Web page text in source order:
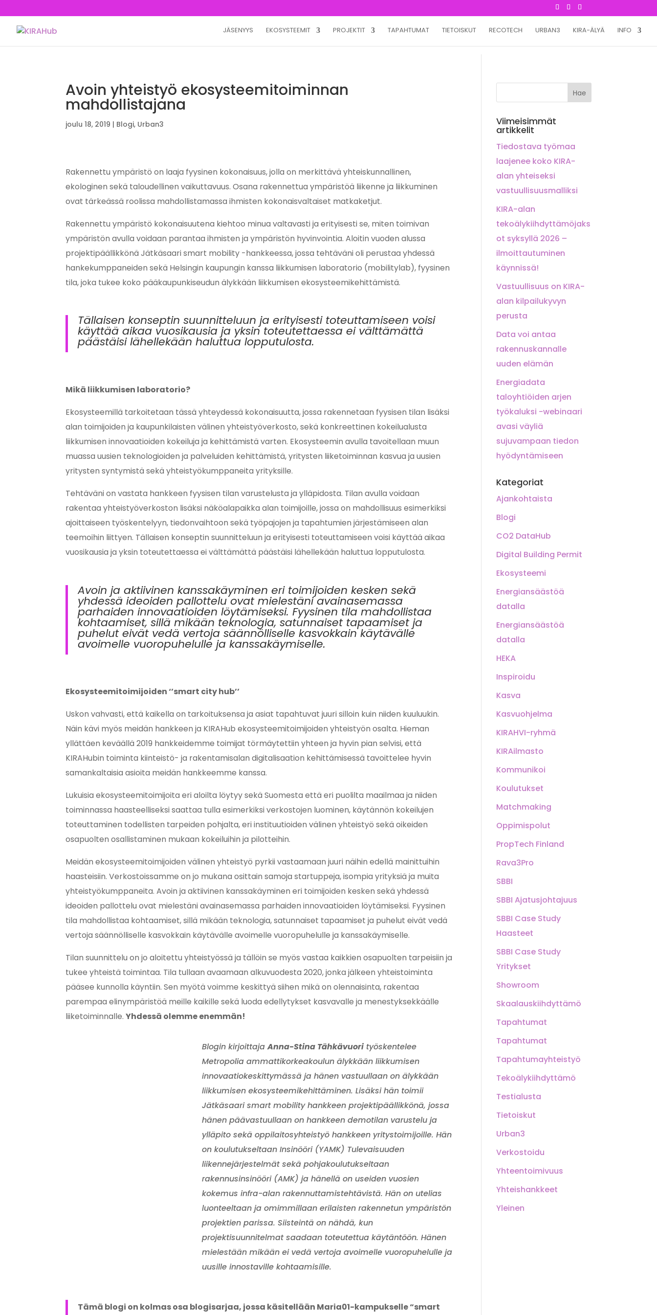
JÄSENYYS EKOSYSTEEMIT PROJEKTIT TAPAHTUMAT TIETOISKUT RECOTECH URBAN3 KIRA-ÄLYÄ INFO
Avoin yhteistyö ekosysteemitoiminnan
mahdollistajana
joulu 18, 2019 | Blogi, Urban3
Rakennettu ympäristö on laaja fyysinen kokonaisuus, jolla on merkittävä yhteiskunnallinen,
ekologinen sekä taloudellinen vaikuttavuus. Osana rakennettua ympäristöä liikenne ja liikkuminen
ovat tärkeässä roolissa mahdollistamassa ihmisten kokonaisvaltaiset matkaketjut.
Rakennettu ympäristö kokonaisuutena kiehtoo minua valtavasti ja erityisesti se, miten toimivan
ympäristön avulla voidaan parantaa ihmisten ja ympäristön hyvinvointia. Aloitin vuoden alussa
projektipäällikkönä Jätkäsaari smart mobility -hankkeessa, jossa tehtäväni oli perustaa yhdessä
hankekumppaneiden sekä Helsingin kaupungin kanssa liikkumisen laboratorio (mobilitylab), fyysinen
tila, joka tukee koko pääkaupunkiseudun älykkään liikkumisen ekosysteemikehittämistä.
Tällaisen konseptin suunnitteluun ja erityisesti toteuttamiseen voisi
käyttää aikaa vuosikausia ja yksin toteutettaessa ei välttämättä
päästäisi lähellekään haluttua lopputulosta.
Mikä liikkumisen laboratorio?
Ekosysteemillä tarkoitetaan tässä yhteydessä kokonaisuutta, jossa rakennetaan fyysisen tilan lisäksi
alan toimijoiden ja kaupunkilaisten välinen yhteistyöverkosto, sekä konkreettinen kokeilualusta
liikkumisen innovaatioiden kokeiluja ja kehittämistä varten. Ekosysteemin avulla tavoitellaan muun
muassa uusien teknologioiden ja palveluiden kehittämistä, yritysten liiketoiminnan kasvua ja uusien
yritysten syntymistä sekä yhteistyökumppaneita yrityksille.
Tehtäväni on vastata hankkeen fyysisen tilan varustelusta ja ylläpidosta. Tilan avulla voidaan
rakentaa yhteistyöverkoston lisäksi näköalapaikka alan toimijoille, jossa on mahdollisuus esimerkiksi
ajoittaiseen työskentelyyn, tiedonvaihtoon sekä työpajojen ja tapahtumien järjestämiseen alan
teemoihin liittyen. Tällaisen konseptin suunnitteluun ja erityisesti toteuttamiseen voisi käyttää aikaa
vuosikausia ja yksin toteutettaessa ei välttämättä päästäisi lähellekään haluttua lopputulosta.
Avoin ja aktiivinen kanssakäyminen eri toimijoiden kesken sekä
yhdessä ideoiden pallottelu ovat mielestäni avainasemassa
parhaiden innovaatioiden löytämiseksi. Fyysinen tila mahdollistaa
kohtaamiset, sillä mikään teknologia, satunnaiset tapaamiset ja
puhelut eivät vedä vertoja säännölliselle kasvokkain käytävälle
avoimelle vuoropuhelulle ja kanssakäymiselle.
Ekosysteemitoimijoiden ‘’smart city hub’’
Uskon vahvasti, että kaikella on tarkoituksensa ja asiat tapahtuvat juuri silloin kuin niiden kuuluukin.
Näin kävi myös meidän hankkeen ja KIRAHub ekosysteemitoimijoiden yhteistyön osalta. Hieman
yllättäen keväällä 2019 hankkeidemme toimijat törmäytettiin yhteen ja hyvin pian selvisi, että
KIRAHubin toiminta kiinteistö- ja rakentamisalan digitalisaation kehittämisessä tavoittelee hyvin
samankaltaisia asioita meidän hankkeemme kanssa.
Lukuisia ekosysteemitoimijoita eri aloilta löytyy sekä Suomesta että eri puolilta maailmaa ja niiden
toiminnassa haasteelliseksi saattaa tulla esimerkiksi verkostojen luominen, käytännön kokeilujen
toteuttaminen todellisten tarpeiden pohjalta, eri instituutioiden välinen yhteistyö sekä oikeiden
osapuolten osallistaminen mukaan kokeiluihin ja pilotteihin.
Meidän ekosysteemitoimijoiden välinen yhteistyö pyrkii vastaamaan juuri näihin edellä mainittuihin
haasteisiin. Verkostoissamme on jo mukana osittain samoja startuppeja, isompia yrityksiä ja muita
yhteistyökumppaneita. Avoin ja aktiivinen kanssakäyminen eri toimijoiden kesken sekä yhdessä
ideoiden pallottelu ovat mielestäni avainasemassa parhaiden innovaatioiden löytämiseksi. Fyysinen
tila mahdollistaa kohtaamiset, sillä mikään teknologia, satunnaiset tapaamiset ja puhelut eivät vedä
vertoja säännölliselle kasvokkain käytävälle avoimelle vuoropuhelulle ja kanssakäymiselle.
Tilan suunnittelu on jo aloitettu yhteistyössä ja tällöin se myös vastaa kaikkien osapuolten tarpeisiin ja
tukee yhteistä toimintaa. Tila tullaan avaamaan alkuvuodesta 2020, jonka jälkeen yhteistoiminta
pääsee kunnolla käyntiin. Sen myötä voimme keskittyä siihen mikä on olennaisinta, rakentaa
parempaa elinympäristöä meille kaikille sekä luoda edellytykset kasvavalle ja menestyksekkäälle
liiketoiminnalle.Yhdessä olemme enemmän!
Blogin kirjoittajaAnna-Stina Tähkävuorityöskentelee
Metropolia ammattikorkeakoulun älykkään liikkumisen
innovaatiokeskittymässä ja hänen vastuullaan on älykkään
liikkumisen ekosysteemikehittäminen. Lisäksi hän toimii
Jätkäsaari smart mobility hankkeen projektipäällikkönä, jossa
hänen päävastuullaan on hankkeen demotilan varustelu ja
ylläpito sekä oppilaitosyhteistyö hankkeen yritystoimijoille. Hän
on koulutukseltaan Insinööri (YAMK) Tulevaisuuden
liikennejärjestelmät sekä pohjakoulutukseltaan
rakennusinsinööri (AMK) ja hänellä on useiden vuosien
kokemus infra-alan rakennuttamistehtävistä. Hän on utelias
luonteeltaan ja omimmillaan erilaisten rakennetun ympäristön
projektien parissa. Siisteintä on nähdä, kun
projektisuunnitelmat saadaan toteutettua käytäntöön. Hänen
mielestään mikään ei vedä vertoja avoimelle vuoropuhelulle ja
uusille innostaville kohtaamisille.
Tämä blogi on kolmas osa blogisarjaa, jossa käsitellään Maria01-kampukselle“smart
Viimeisimmät
artikkelit
Tiedostava työmaa
laajenee koko KIRA-
alan yhteiseksi
vastuullisuusmalliksi
KIRA-alan
tekoälykiihdyttämöjaks
ot syksyllä 2026 –
ilmoittautuminen
käynnissä!
Vastuullisuus on KIRA-
alan kilpailukyvyn
perusta
Data voi antaa
rakennuskannalle
uuden elämän
Energiadata
taloyhtiöiden arjen
työkaluksi -webinaari
avasi väyliä
sujuvampaan tiedon
hyödyntämiseen
Kategoriat
Ajankohtaista
Blogi
CO2 DataHub
Digital Building Permit
Ekosysteemi
Energiansäästöä
datalla
Energiansäästöä
datalla
HEKA
Inspiroidu
Kasva
Kasvuohjelma
KIRAHVI-ryhmä
KIRAilmasto
Kommunikoi
Koulutukset
Matchmaking
Oppimispolut
PropTech Finland
Rava3Pro
SBBI
SBBI Ajatusjohtajuus
SBBI Case Study
Haasteet
SBBI Case Study
Yritykset
Showroom
Skaalauskiihdyttämö
Tapahtumat
Tapahtumat
Tapahtumayhteistyö
Tekoälykiihdyttämö
Testialusta
Tietoiskut
Urban3
Verkostoidu
Yhteentoimivuus
Yhteishankkeet
Yleinen